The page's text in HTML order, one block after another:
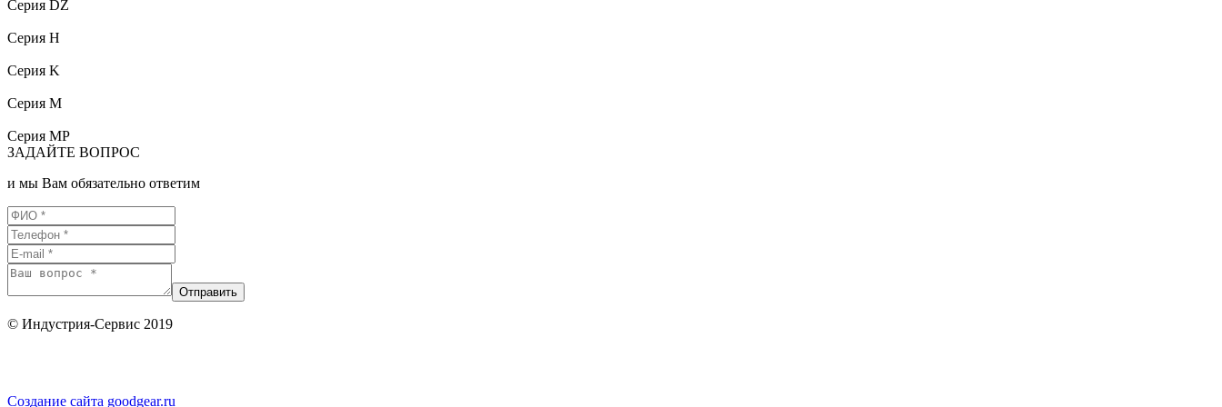
Серия DZ
Серия H
Серия K
Серия M
Серия MP
ЗАДАЙТЕ ВОПРОС
и мы Вам обязательно ответим
© Индустрия-Сервис 2019
Создание сайта goodgear.ru